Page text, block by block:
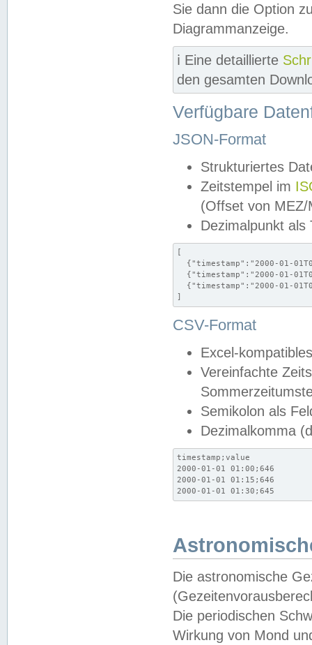
Sie dann die Option
Diagrammanzeige.
ℹ️ Eine detaillierte
den gesamten
Verfügbare
JSON-Format
Strukturiertes
Zeitstempel im
(Offset von MEZ/
Dezimalpunkt als
[
{"timestamp":"2000-01-
{"timestamp":"2000-01-
{"timestamp":"2000-01-
]
CSV-Format
Excel-
Vereinfachte
Semikolon als
Dezimalkomma
timestamp;value
2000-01-01 01:00;646
2000-01-01 01:15;646
2000-01-01 01:30;645
Die astronomische
Die periodischen
Wirkung von Mond